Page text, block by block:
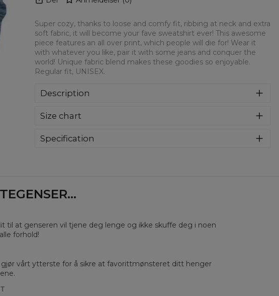
Super cozy, thanks to loose and comfy fit, ribbing at neck and extra
soft fabric, it will become your fave sweatshirt ever! This awesome
piece features an all over print, which people will die for! Wear it
with whatever you like, pair it with some jeans and conquer the
world! Unique fabric blend makes these goodies so enjoyable.
Regular fit, UNISEX.
Description
poliestru z wysokiej jakości nadrukiem z przodu i z tyłu.
rękawy. Trwałe, wzmocnione szwy są kolorowe, aby zachować
Size chart
Specification
til at genseren vil tjene deg lenge og ikke skuffe deg i noen
forhold!
vårt ytterste for å sikre at favorittmønsteret ditt henger